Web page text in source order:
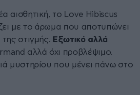
αισθητική, το Love Hibiscus
με το άρωμα που αποτυπώνει
της στιγμής. Εξωτικό αλλά
αλλά όχι προβλέψιμο.
μυστηρίου που μένει πάνω στο